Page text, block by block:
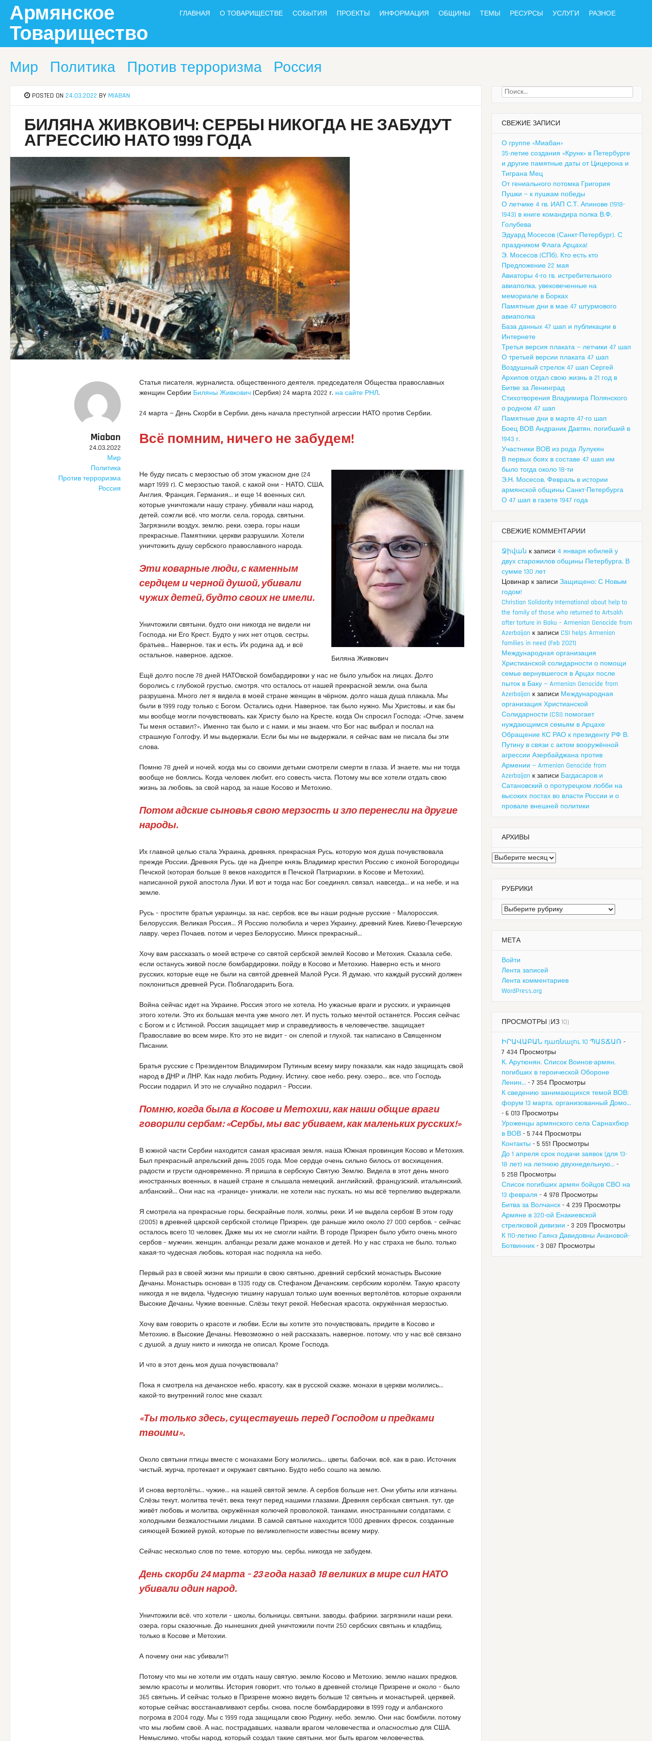
content
Армянское
Товарищество
ГЛАВНАЯ О ТОВАРИЩЕСТВЕ СОБЫТИЯ ПРОЕКТЫ ИНФОРМАЦИЯ ОБЩИНЫ ТЕМЫ РЕСУРСЫ УСЛУГИ РАЗНОЕ
Мир Политика Против терроризма Россия
POSTED ON 24.03.2022 BY MIABAN
БИЛЯНА ЖИВКОВИЧ: СЕРБЫ НИКОГДА НЕ ЗАБУДУТ
АГРЕССИЮ НАТО 1999 ГОДА
Miaban
24.03.2022
Мир
Политика
Против терроризма
Россия
Статья писателя, журналиста, общественного деятеля, председателя Общества православных
женщин Сербии Биляны Живкович (Сербия) 24 марта 2022 г. на сайте РНЛ.
24 марта — День Скорби в Сербии, день начала преступной агрессии НАТО против Сербии.
Всё помним, ничего не забудем!
Биляна Живкович
Не буду писать с мерзостью об этом ужасном дне (24
март 1999 г). С мерзостью такой, с какой они – НАТО, США,
Англия, Франция, Германия… и еще 14 военных сил,
которые уничтожали нашу страну, убивали наш народ,
детей, сожгли всё, что могли, села, города, святыни.
Загрязнили воздух, землю, реки, озера, горы наши
прекрасные. Памятники, церкви разрушили. Хотели
уничтожить душу сербского православного народа.
Эти коварные люди, с каменным
сердцем и черной душой, убивали
чужих детей, будто своих не имели.
Уничтожили святыни, будто они никогда не видели ни
Господа, ни Его Крест. Будто у них нет отцов, сестры,
братьев… Наверное, так и есть. Их родина ад, и всё
остальное, наверное, адское.
Ещё долго после 78 дней НАТОвской бомбардировки у нас не было улыбок на лицах. Долго
боролись с глубокой грустью, смотря, что осталось от нашей прекрасной земли, она была
разрушена. Много лет я видела в моей стране женщин в чёрном, долго наша душа плакала. Мы
были в 1999 году только с Богом. Остались одни. Наверное, так было нужно. Мы Христовы, и как бы
мы вообще могли почувствовать, как Христу было на Кресте, когда Он спросил Господа: «Отче, зачем
Ты меня оставил?». Именно так было и с нами, и мы знаем, что Бог нас выбрал и послал на
страшную Голгофу. И мы выдержали. Если бы мы не выдержали, я сейчас вам не писала бы эти
слова.
Помню 78 дней и ночей, когда мы со своими детьми смотрели смерти в глаза. И знаете, мы ни тогда
вообще не боялись. Когда человек любит, его совесть чиста. Потому мы все хотели отдать свою
жизнь за любовь, за свой народ, за наше Косово и Метохию.
Потом адские сыновья свою мерзость и зло перенесли на другие
народы.
Их главной целью стала Украина, древняя, прекрасная Русь, которую моя душа почувствовала
прежде России. Древняя Русь, где на Днепре князь Владимир крестил Россию с иконой Богородицы
Печской (которая больше 8 веков находится в Печской Патриархии, в Косове и Метохии),
написанной рукой апостола Луки. И вот и тогда нас Бог соединял, связал, навсегда… и на небе, и на
земле.
Русь – простите братья украинцы, за нас, сербов, все вы наши родные русские – Малороссия,
Белоруссия, Великая Россия… Я Россию полюбила и через Украину, древний Киев, Киево-Печерскую
лавру, через Почаев, потом и через Белоруссию, Минск прекрасный…
Хочу вам рассказать о моей встрече со святой сербской землей Косово и Метохия. Сказала себе,
если останусь живой после бомбардировки, пойду в Косово и Метохию. Наверно есть и много
русских, которые еще не были на святой древней Малой Руси. Я думаю, что каждый русский должен
поклониться древней Руси. Поблагодарить Бога.
Война сейчас идет на Украине, Россия этого не хотела. Но ужасные враги и русских, и украинцев
этого хотели. Это их большая мечта уже много лет. И пусть только мечтой останется. Россия сейчас
с Богом и с Истиной. Россия защищает мир и справедливость в человечестве, защищает
Православие во всем мире. Кто это не видит – он слепой и глухой, так написано в Священном
Писании.
Братья русские с Президентом Владимиром Путиным всему миру показали, как надо защищать свой
народ в ДНР и ЛНР. Как надо любить Родину, Истину, свое небо, реку, озеро… все, что Господь
России подарил. И это не случайно подарил – России.
Помню, когда была в Косове и Метохии, как наши общие враги
говорили сербам: «Сербы, мы вас убиваем, как маленьких русских!»
В южной части Сербии находится самая красивая земля, наша Южная провинция Косово и Метохия.
Был прекрасный апрельский день 2005 года. Мое сердце очень сильно билось от восхищения,
радости и грусти одновременно. Я пришла в сербскую Святую Землю. Видела в этот день много
иностранных военных, в нашей стране я слышала немецкий, английский, французский, итальянский,
албанский… Они нас на «границе» унижали, не хотели нас пускать, но мы всё терпеливо выдержали.
Я смотрела на прекрасные горы, бескрайные поля, холмы, реки. И не выдела сербов! В этом году
(2005) в древней царской сербской столице Призрен, где раньше жило около 27 000 сербов, – сейчас
осталось всего 10 человек. Даже мы их не смогли найти. В городе Призрен было убито очень много
сербов – мужчин, женщин, албанцы резали даже монахов и детей. Но у нас страха не было, только
какая-то чудесная любовь, которая нас подняла на небо.
Первый раз в своей жизни мы пришли в свою святыню, древний сербский монастырь Высокие
Дечаны. Монастырь основан в 1335 году св. Стефаном Дечанским, сербским королём. Такую красоту
никогда я не видела. Чудесную тишину нарушал только шум военных вертолётов, которые охраняли
Высокие Дечаны. Чужие военные. Слёзы текут рекой. Небесная красота, окружённая мерзостью.
Хочу вам говорить о красоте и любви. Если вы хотите это почувствовать, придите в Косово и
Метохию, в Высокие Дечаны. Невозможно о ней рассказать, наверное, потому, что у нас всё связано
с душой, а душу никто и никогда не описал. Кроме Господа.
И что в этот день моя душа почувствовала?
Пока я смотрела на дечанское небо, красоту, как в русской сказке, монахи в церкви молились…
какой-то внутренний голос мне сказал:
«Ты только здесь, существуешь перед Господом и предками
твоими».
Около святыни птицы вместе с монахами Богу молились… цветы, бабочки, всё, как в раю. Источник
чистый, журча, протекает и окружает святыню. Будто небо сошло на землю.
И снова вертолёты… чужие… на нашей святой земле. А сербов больше нет. Они убиты или изгнаны.
Слёзы текут, молитва течёт, века текут перед нашими глазами. Древняя сербская святыня, тут, где
живёт любовь и молитва, окружённая колючей проволокой, танками, иностранными солдатами, с
холодными безжалостными лицами. В самой святыне находится 1000 древних фресок, созданные
сияющей Божией рукой, которые по великолепности известны всему миру.
Сейчас несколько слов по теме, которую мы, сербы, никогда не забудем.
День скорби 24 марта – 23 года назад 18 великих в мире сил НАТО
убивали один народ.
Уничтожили всё, что хотели – школы, больницы, святыни, заводы, фабрики, загрязнили наши реки,
озера, горы сказочные. До нынешних дней уничтожили почти 250 сербских святынь и кладбищ,
только в Косове и Метохии.
А почему они нас убивали?!
Потому что мы не хотели им отдать нашу святую, землю Косово и Метохию, землю наших предков,
землю красоты и молитвы. История говорит, что только в древней столице Призрене и около – было
365 святынь. И сейчас только в Призрене можно видеть больше 12 святынь и монастырей, церквей,
которые сейчас восстанавливают сербы, снова, после бомбардировки в 1999 году и албанского
погрома в 2004 году. Мы с 1999 года защищали свою Родину, небо, землю. Они нас бомбили, потому
что мы любим своё. А нас, пострадавших, назвали врагом человечества иопасностью для США.
Немыслимо, чтобы народ, который создал такие святыни, мог быть врагом человечества.
Найти:
СВЕЖИЕ ЗАПИСИ
О группе «Миабан»
35-летие создания «Крунк» в Петербурге
и другие памятные даты от Цицерона и
Тиграна Мец
От гениального потомка Григория
Пушки — к пушкам победы
О летчике 4 гв. ИАП С.Т. Апинове (1918-
1943) в книге командира полка В.Ф.
Голубева
Эдуард Мосесов (Санкт-Петербург). С
праздником Флага Арцаха!
Э. Мосесов (СПб). Кто есть кто
Предложение 22 мая
Авиаторы 4-го гв. истребительного
авиаполка, увековеченные на
мемориале в Борках
Памятные дни в мае 47 штурмового
авиаполка
База данных 47 шап и публикации в
Интернете
Третья версия плаката — летчики 47 шап
О третьей версии плаката 47 шап
Воздушный стрелок 47 шап Сергей
Архипов отдал свою жизнь в 21 год в
Битве за Ленинград
Стихотворения Владимира Полянского
о родном 47 шап
Памятные дни в марте 47-го шап
Боец ВОВ Андраник Давтян, погибший в
1943 г.
Участники ВОВ из рода Лулукян
В первых боях в составе 47 шап им
было тогда около 18-ти
Э.Н. Мосесов. Февраль в истории
армянской общины Санкт-Петербурга
О 47 шап в газете 1947 года
СВЕЖИЕ КОММЕНТАРИИ
Ջիվան к записи 4 января юбилей у
двух старожилов общины Петербурга. В
сумме 130 лет
Цовинар к записи Защищено: С Новым
годом!
Christian Solidarity International about help to
the family of those who returned to Artsakh
after torture in Baku – Armenian Genocide from
Azerbaijan к записи CSI helps Armenian
families in need (Feb 2021)
Международная организация
Христианской солидарности о помощи
семье вернувшегося в Арцах после
пыток в Баку — Armenian Genocide from
Azerbaijan к записи Международная
организация Христианской
Солидарности (CSI) помогает
нуждающимся семьям в Арцахе
Обращение КС РАО к президенту РФ В.
Путину в связи с актом вооружённой
агрессии Азербайджана против
Армении — Armenian Genocide from
Azerbaijan к записи Багдасаров и
Сатановский о протурецком лобби на
высоких постах во власти России и о
провале внешней политики
АРХИВЫ
Архивы
РУБРИКИ
Рубрики
МЕТА
Войти
Лента записей
Лента комментариев
WordPress.org
ПРОСМОТРЫ (ИЗ 10)
ԻՐԱՎԱԲԱՆ դառնալու 10 ՊԱՏՃԱՌ -
7 434 Просмотры
К. Арутюнян. Список Воинов-армян,
погибших в героической Обороне
Ленин... - 7 354 Просмотры
К сведению занимающихся темой ВОВ:
форум 13 марта, организованный Домо...
- 6 013 Просмотры
Уроженцы армянского села Сарнахбюр
в ВОВ - 5 744 Просмотры
Контакты - 5 551 Просмотры
До 1 апреля срок подачи заявок (для 13-
18 лет) на летнюю двухнедельную... -
5 258 Просмотры
Список погибших армян бойцов СВО на
13 февраля - 4 978 Просмотры
Битва за Волчанск - 4 239 Просмотры
Армяне в 320-ой Енакиевской
стрелковой дивизии - 3 209 Просмотры
К 110-летию Гаянэ Давидовны Анановой-
Ботвинник - 3 087 Просмотры